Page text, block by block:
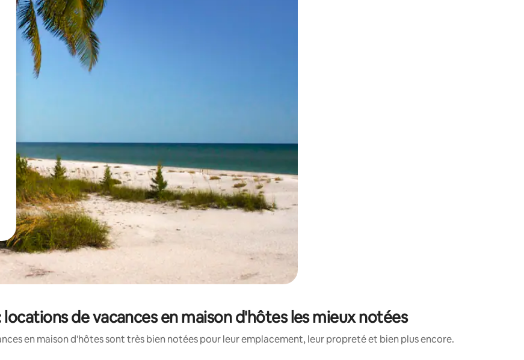
le haut et vers le bas pour les parcourir ou en appuyant et en faisant glisser.
de vacances en maison d'hôtes les mieux notées
en maison d'hôtes sont très bien notées pour leur emplacement, leur propreté et bien plus encore.